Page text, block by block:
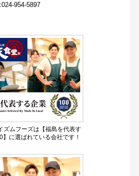
954-5897
ズムフーズは【福島を代表す
】に選ばれている会社です！